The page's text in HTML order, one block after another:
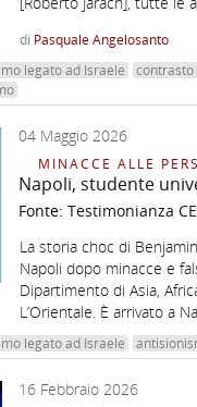
di Pasquale Angelosanto
legato ad Israele
04 Maggio 2026
MINACCE ALLE
Napoli, studente
Fonte: Testimonianza CE
La storia choc di
Napoli dopo minacce e
Dipartimento di Asia,
L’Orientale. È arrivato a
legato ad Israele
16 Febbraio 2026